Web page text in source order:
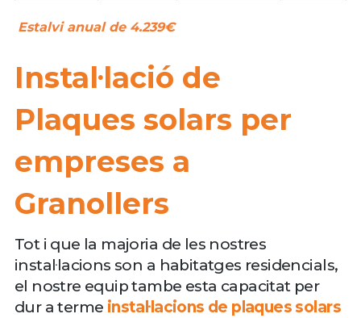
Estalvi anual de 4.239€
Instal·lació de
Plaques solars per
empreses a
Granollers
Tot i que la majoria de les nostres
instal·lacions son a habitatges residencials,
el nostre equip tambe esta capacitat per
dur a terme instal·lacions de plaques solars